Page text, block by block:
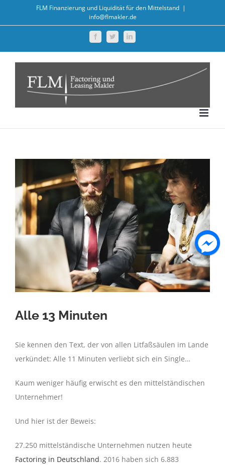
FLM Finanzierung und Liquidität für den Mittelstand |
info@flmakler.de
FacebookTwitterLinkedIn
grösseres
Bild
Alle 13 Minuten
Sie kennen den Text, der von allen Litfaßsäulen im Lande
verkündet: Alle 11 Minuten verliebt sich ein Single…
Kaum weniger häufig erwischt es den mittelständischen
Unternehmer!
Und hier ist der Beweis:
27.250 mittelständische Unternehmen nutzen heute
Factoring in Deutschland. 2016 haben sich 6.883